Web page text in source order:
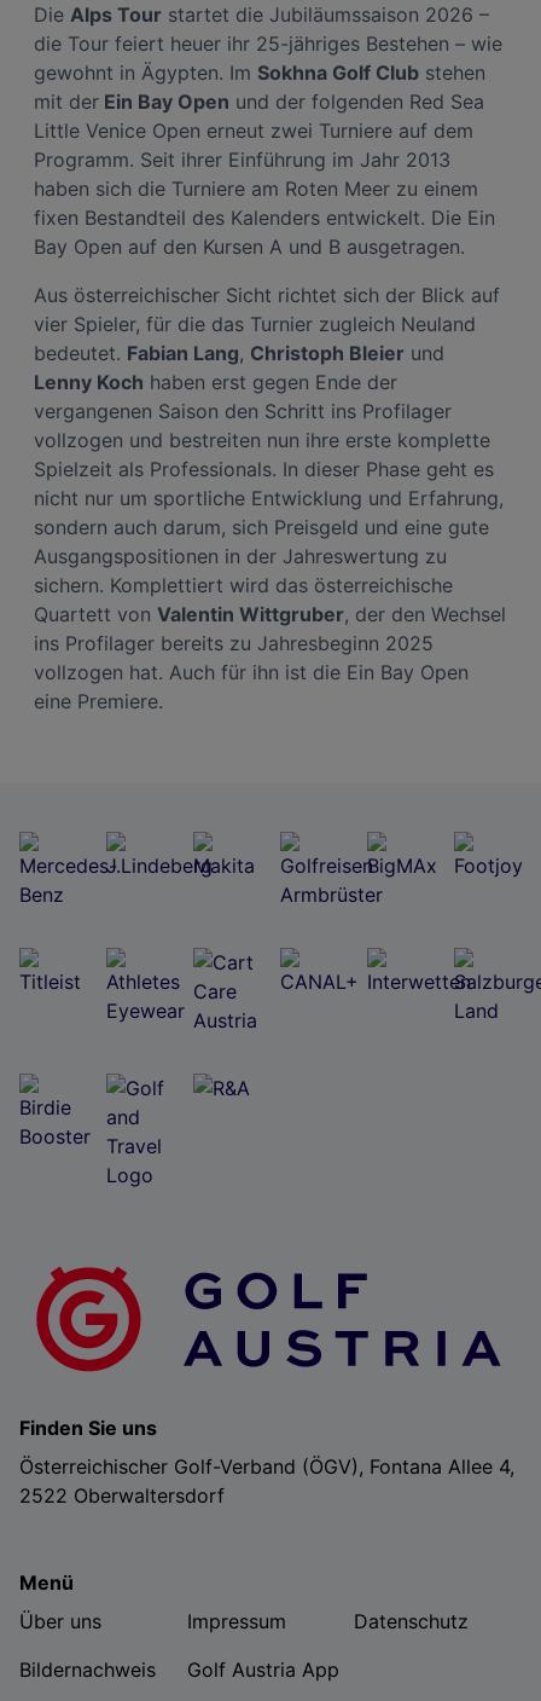
Die Alps Tour startet die Jubiläumssaison 2026 –
die Tour feiert heuer ihr 25-jähriges Bestehen – wie
gewohnt in Ägypten. Im Sokhna Golf Club stehen
mit der Ein Bay Open und der folgenden Red Sea
Little Venice Open erneut zwei Turniere auf dem
Programm. Seit ihrer Einführung im Jahr 2013
haben sich die Turniere am Roten Meer zu einem
fixen Bestandteil des Kalenders entwickelt. Die Ein
Bay Open auf den Kursen A und B ausgetragen.
Aus österreichischer Sicht richtet sich der Blick auf
vier Spieler, für die das Turnier zugleich Neuland
bedeutet. Fabian Lang, Christoph Bleier und
Lenny Koch haben erst gegen Ende der
vergangenen Saison den Schritt ins Profilager
vollzogen und bestreiten nun ihre erste komplette
Spielzeit als Professionals. In dieser Phase geht es
nicht nur um sportliche Entwicklung und Erfahrung,
sondern auch darum, sich Preisgeld und eine gute
Ausgangspositionen in der Jahreswertung zu
sichern. Komplettiert wird das österreichische
Quartett von Valentin Wittgruber, der den Wechsel
ins Profilager bereits zu Jahresbeginn 2025
vollzogen hat. Auch für ihn ist die Ein Bay Open
eine Premiere.
Finden Sie uns
Österreichischer Golf-Verband (ÖGV), Fontana Allee 4,
2522 Oberwaltersdorf
Menü
Über uns
Impressum
Datenschutz
Bildernachweis
Golf Austria App